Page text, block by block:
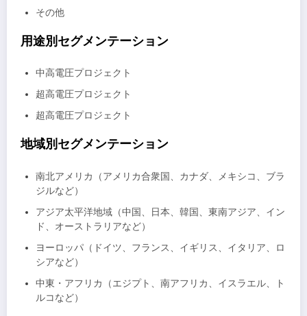
その他
用途別セグメンテーション
中高電圧プロジェクト
超高電圧プロジェクト
超高電圧プロジェクト
地域別セグメンテーション
南北アメリカ（アメリカ合衆国、カナダ、メキシコ、ブラ
ジルなど）
アジア太平洋地域（中国、日本、韓国、東南アジア、イン
ド、オーストラリアなど）
ヨーロッパ（ドイツ、フランス、イギリス、イタリア、ロ
シアなど）
中東・アフリカ（エジプト、南アフリカ、イスラエル、ト
ルコなど）